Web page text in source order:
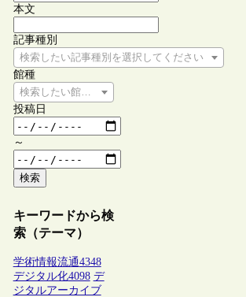
本文
記事種別
検索したい記事種別を選択してください
館種
検索したい館種を選択してください
投稿日
～
検索
キーワードから検
索（テーマ）
学術情報流通4348
デジタル化4098 デ
ジタルアーカイブ